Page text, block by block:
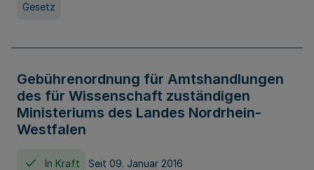
Gesetz
Gebührenordnung für Amtshandlungen
des für Wissenschaft zuständigen
Ministeriums des Landes Nordrhein-
Westfalen
In Kraft Seit 09. Januar 2016